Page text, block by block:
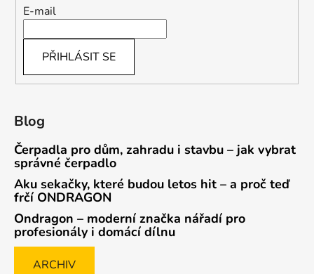
E-mail
PŘIHLÁSIT SE
Blog
Čerpadla pro dům, zahradu i stavbu – jak vybrat
správné čerpadlo
Aku sekačky, které budou letos hit – a proč teď
frčí ONDRAGON
Ondragon – moderní značka nářadí pro
profesionály i domácí dílnu
ARCHIV